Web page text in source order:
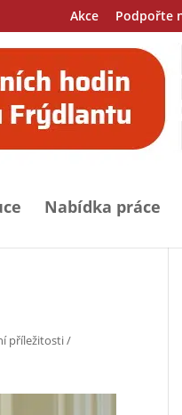
Akce Podpořte
Nabídka práce
příležitosti /